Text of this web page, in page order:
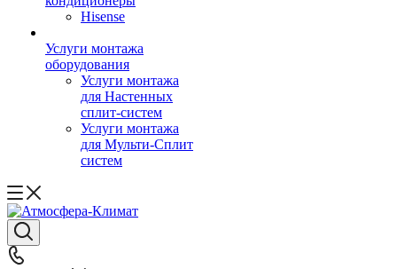
Hisense
Услуги монтажа
оборудования
Услуги монтажа
для Настенных
сплит-систем
Услуги монтажа
для Мульти-Сплит
систем